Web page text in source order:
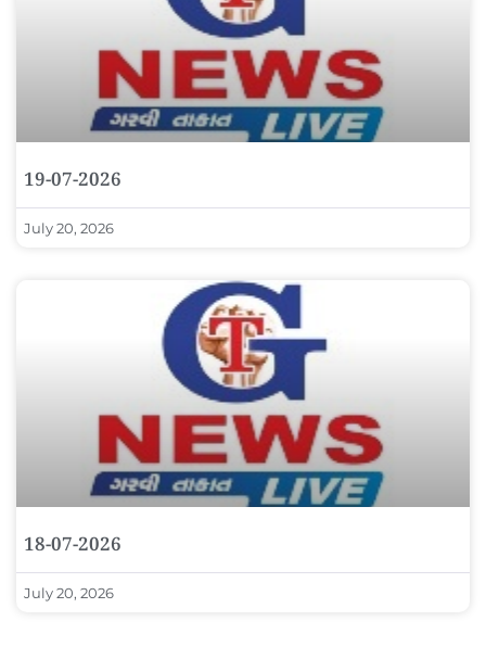
19-07-2026
July 20, 2026
18-07-2026
July 20, 2026